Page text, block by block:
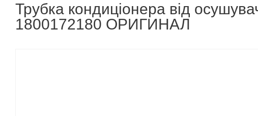
Трубка кондиціонера від
1800172180 ОРИГИНАЛ